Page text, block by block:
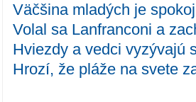
Väčšina mladých je
Volal sa Lanfranconi a
Hviezdy a vedci vyzývajú
Hrozí, že pláže na svete